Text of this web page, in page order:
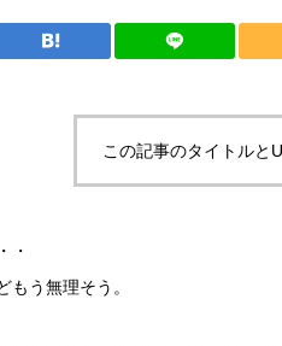
この記事のタイトルと
・
もう無理そう。